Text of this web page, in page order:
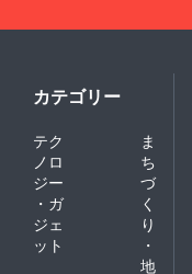
カテゴリー
テク
ノロ
ジー
・ガ
ジェ
ット
ま
ち
づ
く
り
・
地